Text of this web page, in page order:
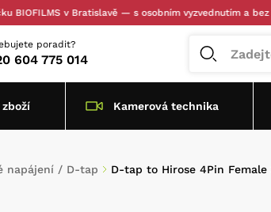
v Bratislavě — s osobním vyzvednutím a bez
poradit?
604 775 014
Kamerová technika
napájení / D-tap D-tap to Hirose 4Pin